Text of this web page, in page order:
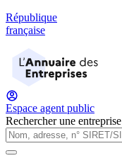
République
française
Espace agent public
Rechercher une entreprise